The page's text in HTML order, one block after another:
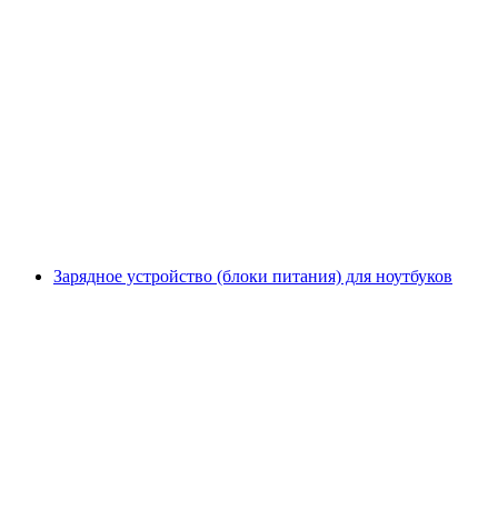
Зарядное устройство (блоки питания) для ноутбуков